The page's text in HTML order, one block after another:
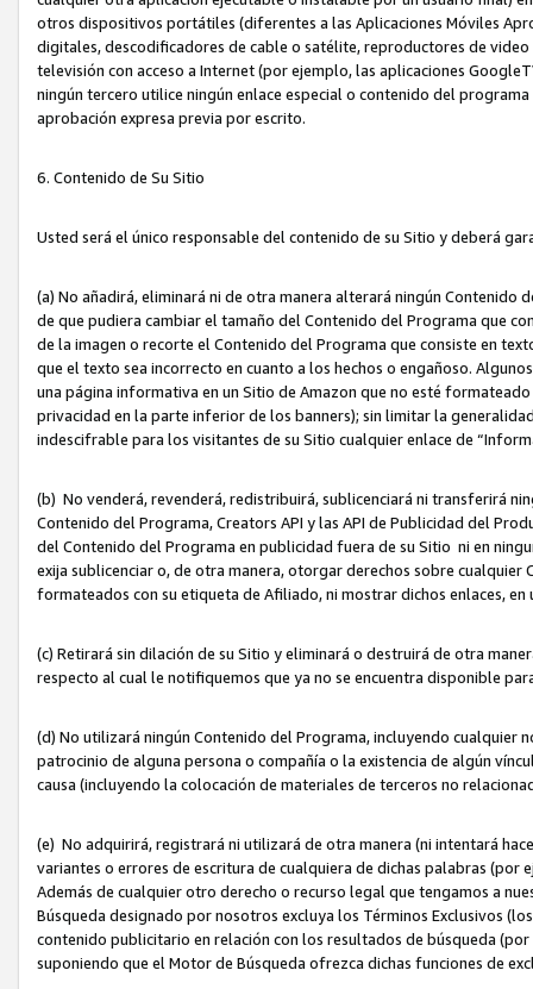
otros dispositivos portátiles (diferentes a las Aplicaciones Móviles
digitales, descodificadores de cable o satélite, reproductores de
televisión con acceso a Internet (por ejemplo, las aplicaciones
ningún tercero utilice ningún enlace especial o contenido del
aprobación expresa previa por escrito.
6. Contenido de Su Sitio
Usted será el único responsable del contenido de su Sitio y deberá
(a) No añadirá, eliminará ni de otra manera alterará ningún
de que pudiera cambiar el tamaño del Contenido del Programa que
de la imagen o recorte el Contenido del Programa que consiste en
que el texto sea incorrecto en cuanto a los hechos o engañoso.
una página informativa en un Sitio de Amazon que no esté
privacidad en la parte inferior de los banners); sin limitar la
indescifrable para los visitantes de su Sitio cualquier enlace de
(b) No venderá, revenderá, redistribuirá, sublicenciará ni transferirá
Contenido del Programa, Creators API y las API de Publicidad del
del Contenido del Programa en publicidad fuera de su Sitio ni en
exija sublicenciar o, de otra manera, otorgar derechos sobre
formateados con su etiqueta de Afiliado, ni mostrar dichos enlaces,
(c) Retirará sin dilación de su Sitio y eliminará o destruirá de otra
respecto al cual le notifiquemos que ya no se encuentra disponible
(d) No utilizará ningún Contenido del Programa, incluyendo cualquier
patrocinio de alguna persona o compañía o la existencia de algún
causa (incluyendo la colocación de materiales de terceros no
(e) No adquirirá, registrará ni utilizará de otra manera (ni intentará
variantes o errores de escritura de cualquiera de dichas palabras (por
Además de cualquier otro derecho o recurso legal que tengamos a
Búsqueda designado por nosotros excluya los Términos Exclusivos
contenido publicitario en relación con los resultados de búsqueda
suponiendo que el Motor de Búsqueda ofrezca dichas funciones de